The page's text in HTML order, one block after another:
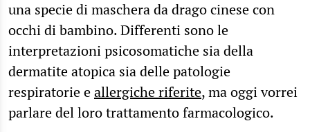
una specie di maschera da drago cinese con
occhi di bambino. Differenti sono le
interpretazioni psicosomatiche sia della
dermatite atopica sia delle patologie
respiratorie eallergiche riferite, ma oggi vorrei
parlare del loro trattamento farmacologico.